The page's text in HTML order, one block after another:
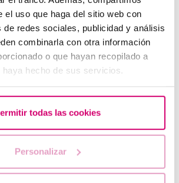
el uso que haga del sitio web con
de redes sociales, publicidad y análisis
combinarla con otra información
o que hayan recopilado a
hecho de sus servicios.
todas las cookies
Personalizar
et fertilité, comment